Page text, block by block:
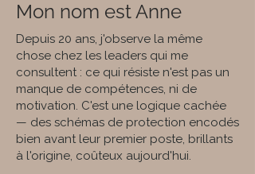
Mon nom est Anne
Depuis 20 ans, j'observe la même
chose chez les leaders qui me
consultent : ce qui résiste n'est pas un
manque de compétences, ni de
motivation. C'est une logique cachée
— des schémas de protection encodés
bien avant leur premier poste, brillants
à l'origine, coûteux aujourd'hui.